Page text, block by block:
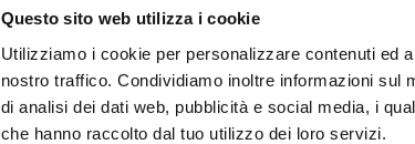
Questo sito web utilizza i cookie
Utilizziamo i cookie per personalizzare contenuti ed
nostro traffico. Condividiamo inoltre informazioni
di analisi dei dati web, pubblicità e social media, i
che hanno raccolto dal tuo utilizzo dei loro servizi.